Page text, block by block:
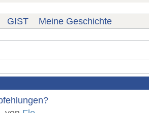
GIST Meine Geschichte